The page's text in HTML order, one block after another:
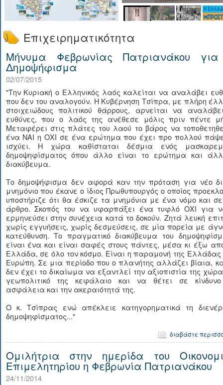
Επιχειρηματικότητα
Μήνυμα Φεβρωνίας Πατριανάκου
Δημοψήφισμα
02/07/2015
"Την Κυριακή ο Ελληνικός λαός καλείται να αναλάβει
που δεν του αναλογούν. Η Κυβέρνηση Τσίπρα, με πλήρη
στοιχειώδους πολιτικού θάρρους, αρνείται να
ευθύνες, που ο λαός της ανέθεσε μόλις πριν πέντε
Μεταφέρει στις πλάτες του λαού το βάρος να
ένα ΝΑΙ η ΟΧΙ σε ένα ερώτημα που έχει προ πολλού
ισχύει. Η χώρα καθίσταται δέσμια ενός
δημοψηφίσματος όπου άλλο είναι το ερώτημα και
διακύβευμα.
Το δημοψήφισμα δεν αφορά καν την πρόταση για νέο
μνημόνιο που έκανε ο ίδιος Πρωθυπουργός ο οποίος
υποστήριζε ότι θα έσκιζε τα μνημόνια με ένα νόμο και
άρθρο. Σκοπός του να υφαρπάξει ένα τυφλό ΟΧΙ για
ερμηνεύσει στην συνέχεια κατά το δοκούν. Ζητά λευκή
χωρίς εγγυήσεις, χωρίς δεσμεύσεις, σε μία πορεία με
κατεύθυνση. Το πραγματικό διακύβευμα του
είναι ένα και είναι σαφές στους πάντες, μέσα κι έξω
Ελλάδα, σε όλο τον κόσμο. Είναι η παραμονή της Ελλάδας
Ευρώπη. Σε μια περίοδο που ο πλανήτης αλλάζει βίαια,
δεν έχει το δικαίωμα να εξαντλεί την αξιοπιστία της
γεωπολιτικό της κεφάλαιο και να θέτει σε
ασφάλεια και την ακεραιότητά της.
Ο κ. Τσίπρας ενώ απέκλειε κατηγορηματικά τη
δημοψηφίσματος..."
διαβάστε
Ομιλήτρια στην ημερίδα του
Επιμελητηρίου η Φεβρωνία Πατριανάκου
24/11/2014